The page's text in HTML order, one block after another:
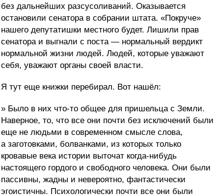
без дальнейших разсусоливаний. Оказывается
остановили сенатора в собрании штата. «Покруче»
нашего депутатишки местного будет. Лишили прав
сенатора и выгнали с поста — нормальный вердикт
нормальной жизни людей. Людей, которые уважают
себя, уважают органы своей власти.
Я тут еще книжки перебирал. Вот нашёл:
» Было в них что-то общее для пришельца с Земли.
Наверное, то, что все они почти без исключений были
еще не людьми в современном смысле слова,
а заготовками, болванками, из которых только
кровавые века истории выточат когда-нибудь
настоящего гордого и свободного человека. Они были
пассивны, жадны и невероятно, фантастически
эгоистичны. Психологически почти все они были